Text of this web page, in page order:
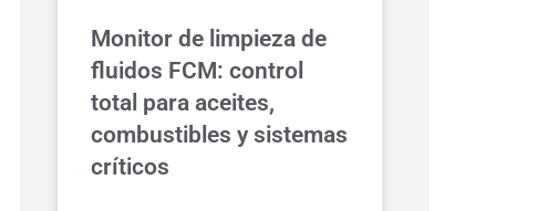
Monitor de limpieza de
fluidos FCM: control
total para aceites,
combustibles y sistemas
críticos